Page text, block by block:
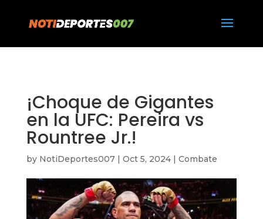
¡Choque de Gigantes
en la UFC: Pereira vs
Rountree Jr.!
by NotiDeportes007| Oct 5, 2024| Combate